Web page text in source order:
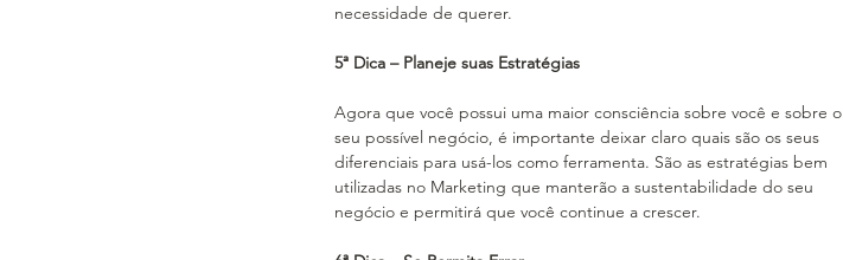
necessidade de querer.
5ª Dica – Planeje suas Estratégias
Agora que você possui uma maior consciência sobre você e sobre o
seu possível negócio, é importante deixar claro quais são os seus
diferenciais para usá-los como ferramenta. São as estratégias bem
utilizadas no Marketing que manterão a sustentabilidade do seu
negócio e permitirá que você continue a crescer.